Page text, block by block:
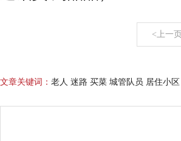
<上一页
文章关键词： 老人 迷路 买菜 城管队员 居住小区